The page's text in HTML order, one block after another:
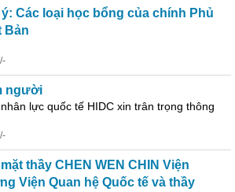
Các loại học bổng của chính Phủ
Bản
người
lực quốc tế HIDC xin trân trọng thông
thầy CHEN WEN CHIN Viện
Viện Quan hệ Quốc tế và thầy